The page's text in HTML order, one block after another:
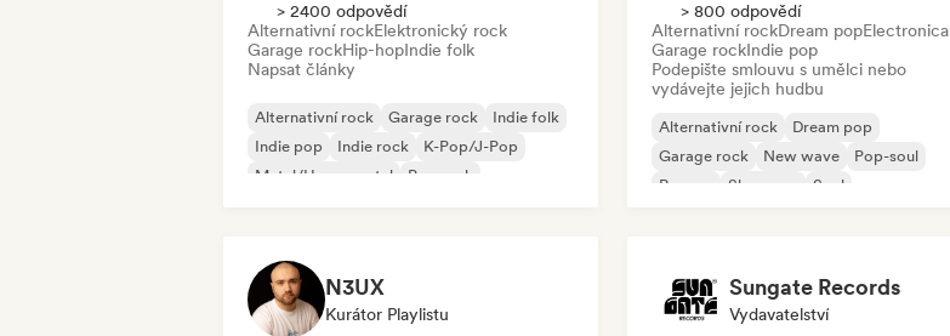
> 2400 odpovědí
Alternativní rockElektronický rock
Garage rockHip-hopIndie folk
Napsat články
Alternativní rock Garage rock
Indie folk
Indie pop
Indie rock
K-Pop/J-Pop
Metal/Heavy metal
Pop rock
> 800 odpovědí
Alternativní rockDream popElectronica
Garage rockIndie pop
Podepište smlouvu s umělci nebo
vydávejte jejich hudbu
Alternativní rock
Dream pop
Garage rock
New wave
Pop-soul
Reggae
Shoegaze Soul
N3UX
Kurátor Playlistu
Sungate Records
Vydavatelství